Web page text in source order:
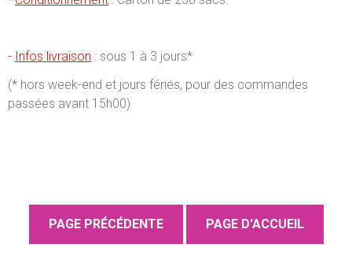
- Infos livraison : sous 1 à 3 jours*
(* hors week-end et jours fériés, pour des commandes
passées avant 15h00)